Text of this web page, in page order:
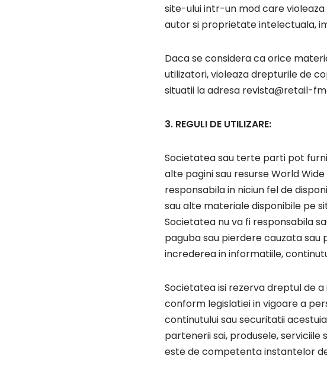
site-ului intr-un mod care
autor si proprietate intelectuala,
Daca se considera ca orice
utilizatori, violeaza drepturile de
situatii la adresa revista@retail-
3. REGULI DE UTILIZARE:
Societatea sau terte parti pot
alte pagini sau resurse World
responsabila in niciun fel de
sau alte materiale disponibile pe
Societatea nu va fi responsabila
paguba sau pierdere cauzata sau
increderea in informatiile,
Societatea isi rezerva dreptul de
conform legislatiei in vigoare a
continutului sau securitatii
partenerii sai, produsele,
este de competenta instantelor